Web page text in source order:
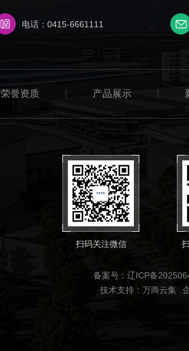
电话：0415-6661111
荣誉资质 产品展示
扫码关注微信
备案号：辽ICP备
技术支持： 万商云集